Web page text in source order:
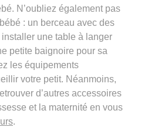
N’oubliez également pas
: un berceau avec des
une table à langer
petite baignoire pour sa
les équipements
votre petit. Néanmoins,
d’autres accessoires
et la maternité en vous
.